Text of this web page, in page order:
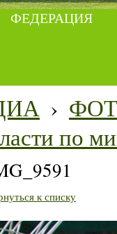
ФЕДЕРАЦИЯ
›
по
к списку